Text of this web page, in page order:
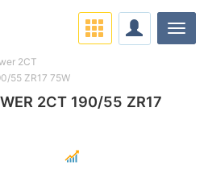
2CT 190/55 ZR17
2CT
55 ZR17 75W